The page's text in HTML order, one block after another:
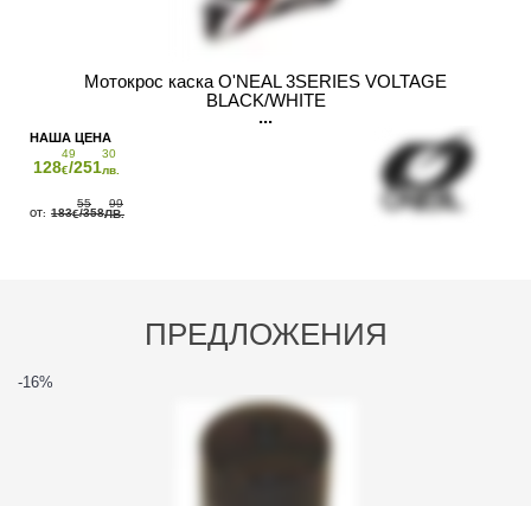
ПРЕДЛОЖЕНИЯ
-16%
Мотокрос каска O'NEAL 3SERIES VOLTAGE
BLACK/WHITE
128
49
€/251
30
лв.
183
55
€/358
99
ЛВ.